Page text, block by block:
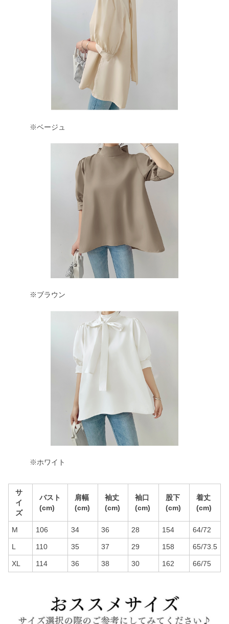
※ベージュ
※ブラウン
※ホワイト
サ
イ
ズ
バスト
(cm)
肩幅
(cm)
袖丈
(cm)
袖口
(cm)
股下
(cm)
着丈
(cm)
M 106 34 36 28 154 64/72
L 110 35 37 29 158 65/73.5
XL 114 36 38 30 162 66/75